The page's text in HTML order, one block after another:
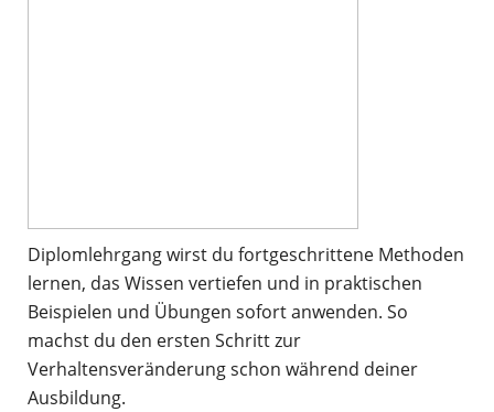
Diplomlehrgang wirst du fortgeschrittene Methoden
lernen, das Wissen vertiefen und in praktischen
Beispielen und Übungen sofort anwenden. So
machst du den ersten Schritt zur
Verhaltensveränderung schon während deiner
Ausbildung.